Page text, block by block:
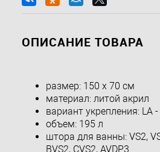
ОПИСАНИЕ ТОВАРА
размер: 150 x 70 см
материал: литой акрил
вариант укрепления: LA
объем: 195 л
штора для ванны: VS2,
BVS2, CVS2, AVDP3